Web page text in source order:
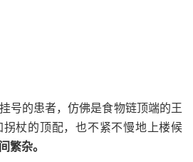
号的患者，仿佛是食物链顶端的王
杖的顶配，也不紧不慢地上楼候
繁杂。